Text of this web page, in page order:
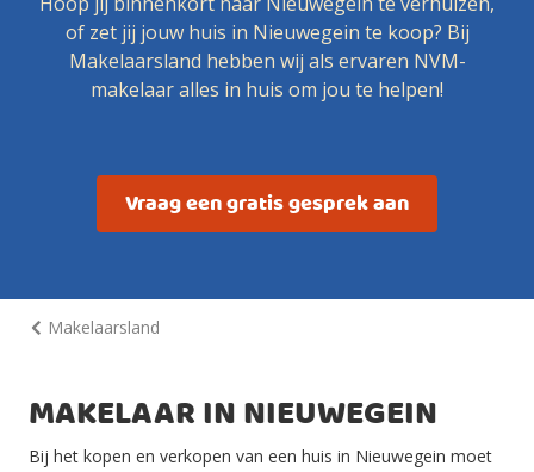
of zet jij jouw huis in Nieuwegein te koop? Bij
Makelaarsland hebben wij als ervaren NVM-
makelaar alles in huis om jou te helpen!
Vraag een gratis gesprek aan
Makelaarsland
MAKELAAR IN NIEUWEGEIN
Bij het kopen en verkopen van een huis in Nieuwegein moet